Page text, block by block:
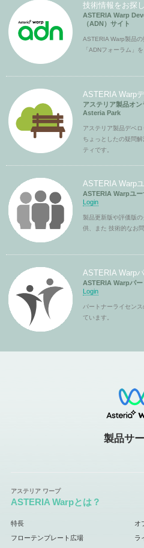
技術情報をお探
ASTERIA Warp
（ADN）サイト
ASTERIA Warp製品
「ADNフォーラム」
ASTERIA Warp
アステリア製品オ
Asteria Park
アステリア製品デベ
ちょっとしたの疑問
ティです。
ASTERIA Warp
ASTERIA Warpユー
Login
製品更新版や評価版
供、また 技術的なお
ASTERIA Warp
ASTERIA Warpパー
Login
パートナーライセン
ています。
製品サ
ASTERIA Warpとは？
特長 オ
フローテンプレート広場 ラ